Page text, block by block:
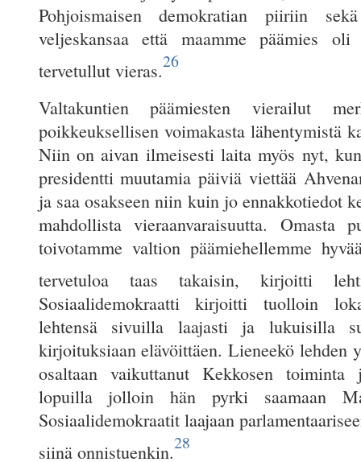
Pohjoismaisen demokratian piiriin
veljeskansaa että maamme päämies oli
tervetullut vieras.26
Valtakuntien päämiesten vierailut
poikkeuksellisen voimakasta lähentymistä
Niin on aivan ilmeisesti laita myös nyt,
presidentti muutamia päiviä viettää
ja saa osakseen niin kuin jo ennakkotiedot
mahdollista vieraanvaraisuutta. Omasta
toivotamme valtion päämiehellemme
tervetuloa taas takaisin, kirjoitti
Sosiaalidemokraatti kirjoitti tuolloin
lehtensä sivuilla laajasti ja lukuisilla
kirjoituksiaan elävöittäen. Lieneekö lehden
osaltaan vaikuttanut Kekkosen toiminta
lopuilla jolloin hän pyrki saamaan
Sosiaalidemokraatit laajaan
siinä onnistuenkin.28